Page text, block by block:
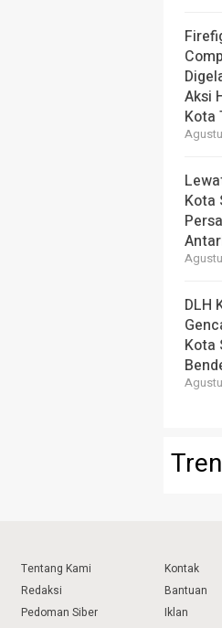
Aksi
Kota
Kota
DLH
Kota
Tentang Kami
Redaksi
Pedoman Siber
Kontak
Bantuan
Iklan